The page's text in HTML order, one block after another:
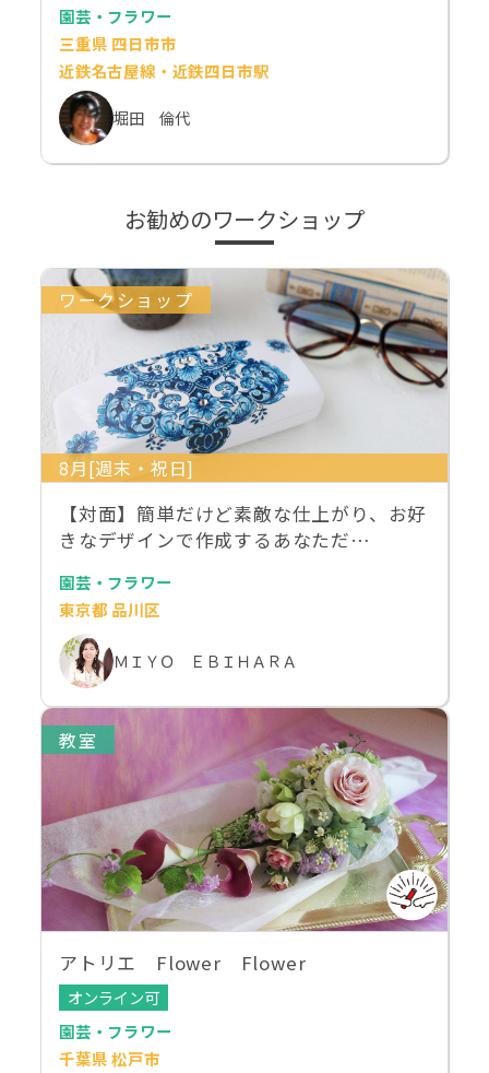
園芸・フラワー
三重県 四日市市
近鉄名古屋線・近鉄四日市駅
堀田 倫代
お勧めのワークショップ
ワークショップ
8月[週末・祝日]
【対面】簡単だけど素敵な仕上がり、お好
きなデザインで作成するあなただ…
園芸・フラワー
東京都 品川区
ＭＩＹＯ ＥＢＩＨＡＲＡ
教室
アトリエ Flower Flower
オンライン可
園芸・フラワー
千葉県 松戸市